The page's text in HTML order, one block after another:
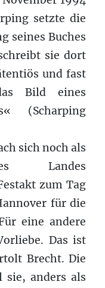
setzte die
seines Buches
sie dort
und fast
Bild eines
(Scharping
sich noch als
Landes
zum Tag
für die
eine andere
Das ist
Brecht. Die
sie, anders als